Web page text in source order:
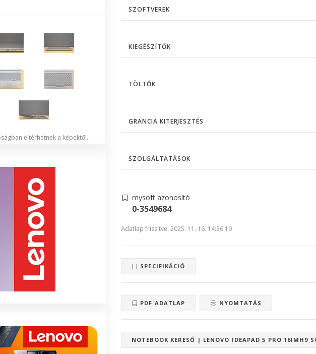
eltérhetnek a képektől.
SZOFTVEREK
KIEGÉSZÍTŐK
TÖLTŐK
GRANCIA KITERJESZTÉS
SZOLGÁLTATÁSOK
mysoft azonosító
0-3549684
Adatlap frissítve: 2025. 11. 16. 14:36:19
SPECIFIKÁCIÓ
PDF ADATLAP NYOMTATÁS
NOTEBOOK KERESŐ | LENOVO IDEAPAD 5 PRO 16IMH9